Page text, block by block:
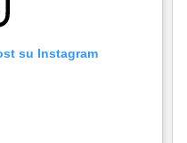
su Instagram